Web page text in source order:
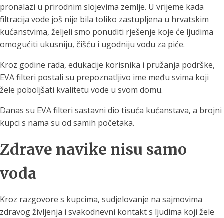
pronalazi u prirodnim slojevima zemlje. U vrijeme kada
filtracija vode još nije bila toliko zastupljena u hrvatskim
kućanstvima, željeli smo ponuditi rješenje koje će ljudima
omogućiti ukusniju, čišću i ugodniju vodu za piće.
Kroz godine rada, edukacije korisnika i pružanja podrške,
EVA filteri postali su prepoznatljivo ime među svima koji
žele poboljšati kvalitetu vode u svom domu.
Danas su EVA filteri sastavni dio tisuća kućanstava, a brojni
kupci s nama su od samih početaka.
Zdrave navike nisu samo
voda
Kroz razgovore s kupcima, sudjelovanje na sajmovima
zdravog življenja i svakodnevni kontakt s ljudima koji žele